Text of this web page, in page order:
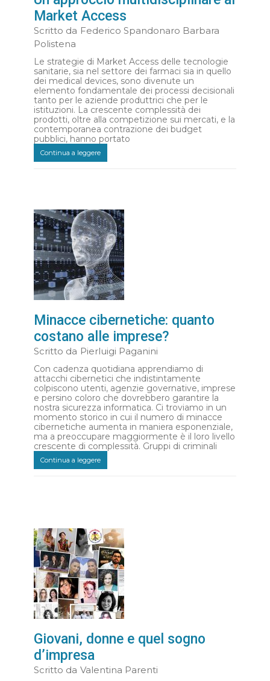
Market Access
Scritto da Federico Spandonaro Barbara
Polistena
Le strategie di Market Access delle tecnologie
sanitarie, sia nel settore dei farmaci sia in quello
dei medical devices, sono divenute un
elemento fondamentale dei processi decisionali
tanto per le aziende produttrici che per le
istituzioni. La crescente complessità dei
prodotti, oltre alla competizione sui mercati, e la
contemporanea contrazione dei budget
pubblici, hanno portato
Continua a leggere
Minacce cibernetiche: quanto
costano alle imprese?
Scritto da Pierluigi Paganini
Con cadenza quotidiana apprendiamo di
attacchi cibernetici che indistintamente
colpiscono utenti, agenzie governative, imprese
e persino coloro che dovrebbero garantire la
nostra sicurezza informatica. Ci troviamo in un
momento storico in cui il numero di minacce
cibernetiche aumenta in maniera esponenziale,
ma a preoccupare maggiormente è il loro livello
crescente di complessità. Gruppi di criminali
Continua a leggere
Giovani, donne e quel sogno
d’impresa
Scritto da Valentina Parenti